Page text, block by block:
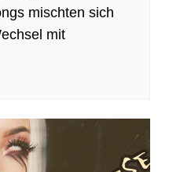
mischten sich
mit